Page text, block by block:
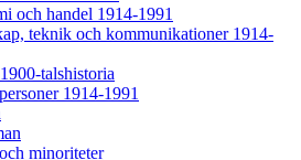
och handel 1914-1991
teknik och kommunikationer 1914-
talshistoria
1914-1991
minoriteter